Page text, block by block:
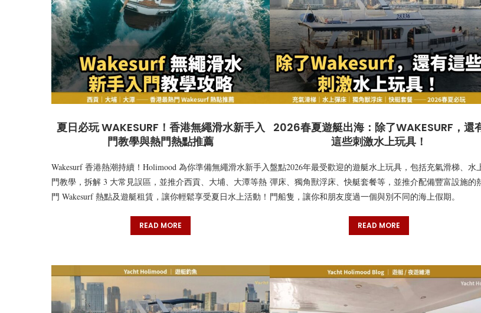
夏日必玩 WAKESURF！香港無繩滑水新手入
門教學與熱門熱點推薦
Wakesurf 香港熱潮持續！Holimood 為你準備無繩滑水新手入
門教學，拆解 3 大常見誤區，並推介西貢、大埔、大潭等熱
門 Wakesurf 熱點及遊艇租賃，讓你輕鬆享受夏日水上活動！
READ MORE
2026春夏遊艇出海：除了WAKESURF，還
這些刺激水上玩具！
盤點2026年最受歡迎的遊艇水上玩具，包括充氣滑梯、水
彈床、獨角獸浮床、快艇套餐等，並推介配備豐富設施的
門船隻，讓你和朋友度過一個與別不同的海上假期。
READ MORE